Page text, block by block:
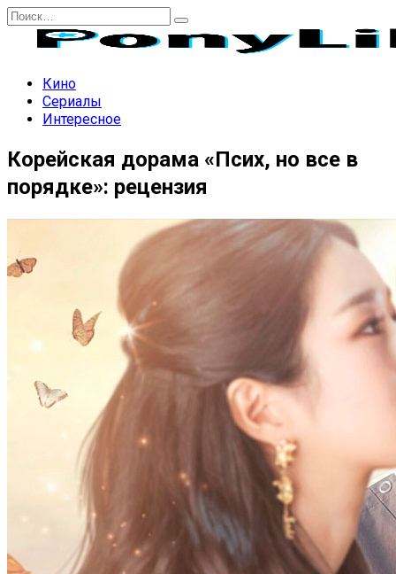
Перейти
содержанию
Search
Кино
Сериалы
Интересное
Корейская дорама «Псих, но все в
порядке»: рецензия